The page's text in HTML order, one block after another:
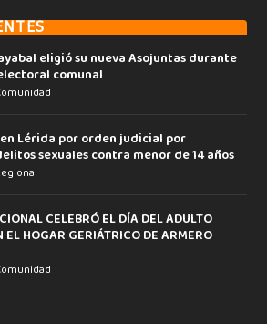
eligió su nueva Asojuntas durante
comunal
Lérida por orden judicial por
sexuales contra menor de 14 años
CELEBRÓ EL DÍA DEL ADULTO
EL HOGAR GERIÁTRICO DE ARMERO